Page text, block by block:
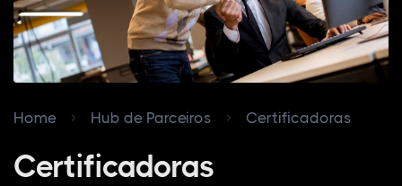
Home Hub de Parceiros Certificadoras
Certificadoras